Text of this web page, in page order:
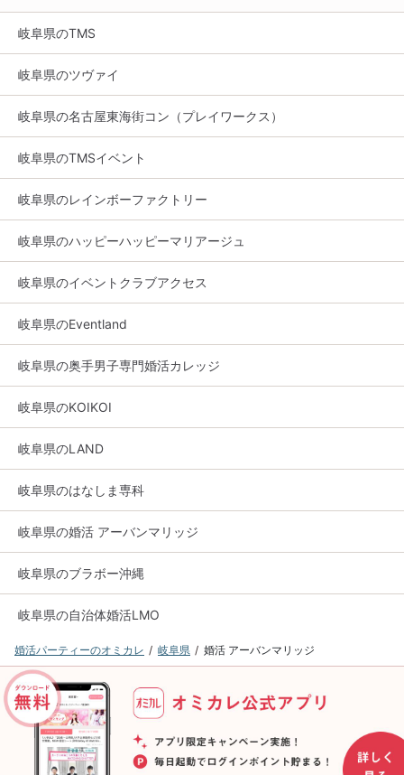
岐阜県のTMS
岐阜県のツヴァイ
岐阜県の名古屋東海街コン（プレイワークス）
岐阜県のTMSイベント
岐阜県のレインボーファクトリー
岐阜県のハッピーハッピーマリアージュ
岐阜県のイベントクラブアクセス
岐阜県のEventland
岐阜県の奥手男子専門婚活カレッジ
岐阜県のKOIKOI
岐阜県のLAND
岐阜県のはなしま専科
岐阜県の婚活 アーバンマリッジ
岐阜県のブラボー沖縄
岐阜県の自治体婚活LMO
婚活パーティーのオミカレ 岐阜県 婚活 アーバンマリッジ